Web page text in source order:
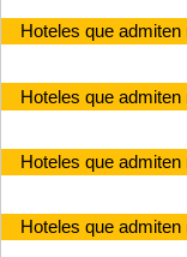
Hoteles que
Hoteles que
Hoteles que
Hoteles que